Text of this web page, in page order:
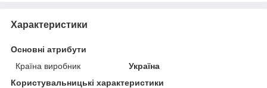
Характеристики
Основні атрибути
Країна виробник
Україна
Користувальницькі характеристики